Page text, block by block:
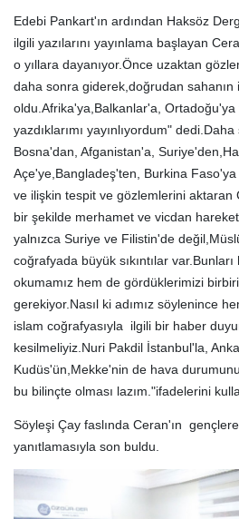
Edebi Pankart'ın ardından Haksöz
ilgili yazılarını yayınlama başlayan
o yıllara dayanıyor.Önce uzaktan
daha sonra giderek,doğrudan sahanın
oldu.Afrika'ya,Balkanlar'a, Ortadoğu'ya
yazdıklarımı yayınlıyordum"
Bosna'dan, Afganistan'a,
Açe'ye,Bangladeş'ten, Burkina
ve ilişkin tespit ve gözlemlerini aktaran
bir şekilde merhamet ve vicdan
yalnızca Suriye ve Filistin'de
coğrafyada büyük sıkıntılar
okumamız hem de gördüklerimizi
gerekiyor.Nasıl ki adımız söylenince
islam coğrafyasıyla ilgili bir haber
kesilmeliyiz.Nuri Pakdil İstanbul'la,
Kudüs'ün,Mekke'nin de hava
bu bilinçte olması lazım."ifadelerini
Söyleşi Çay faslında Ceran'ın
yanıtlamasıyla son buldu.